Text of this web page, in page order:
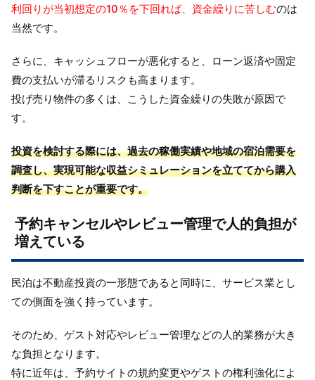
利回りが当初想定の10％を下回れば、資金繰りに苦しむのは
当然です。
さらに、キャッシュフローが悪化すると、ローン返済や固定
費の支払いが滞るリスクも高まります。
投げ売り物件の多くは、こうした資金繰りの失敗が原因で
す。
投資を検討する際には、過去の稼働実績や地域の宿泊需要を
調査し、実現可能な収益シミュレーションを立ててから購入
判断を下すことが重要です。
予約キャンセルやレビュー管理で人的負担が
増えている
民泊は不動産投資の一形態であると同時に、サービス業とし
ての側面を強く持っています。
そのため、ゲスト対応やレビュー管理などの人的業務が大き
な負担となります。
特に近年は、予約サイトの規約変更やゲストの権利強化によ